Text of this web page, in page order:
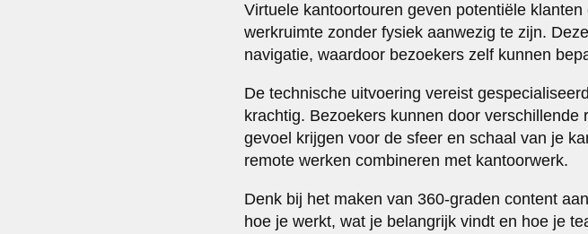
Virtuele kantoortouren geven potentiële
werkruimte zonder fysiek aanwezig te zijn.
navigatie, waardoor bezoekers zelf kunnen
De technische uitvoering vereist
krachtig. Bezoekers kunnen door
gevoel krijgen voor de sfeer en schaal van je
remote werken combineren met kantoorwerk.
Denk bij het maken van 360-graden content
hoe je werkt, wat je belangrijk vindt en hoe je